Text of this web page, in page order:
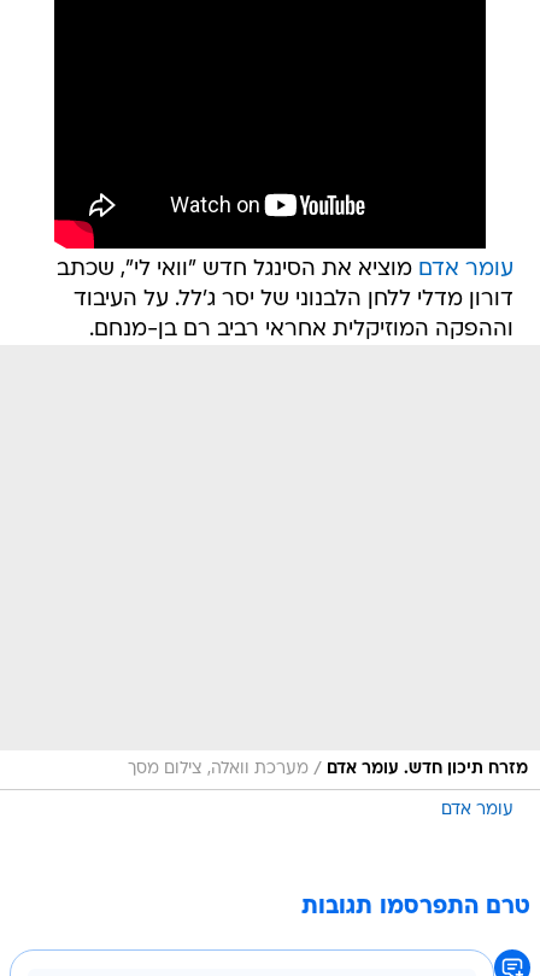
עומר אדם מוציא את הסינגל חדש "וואי לי", שכתב
דורון מדלי ללחן הלבנוני של יסר ג'לל. על העיבוד
וההפקה המוזיקלית אחראי רביב רם בן-מנחם.
מזרח תיכון חדש. עומר אדם / מערכת וואלה, צילום מסך
עומר אדם
טרם התפרסמו תגובות